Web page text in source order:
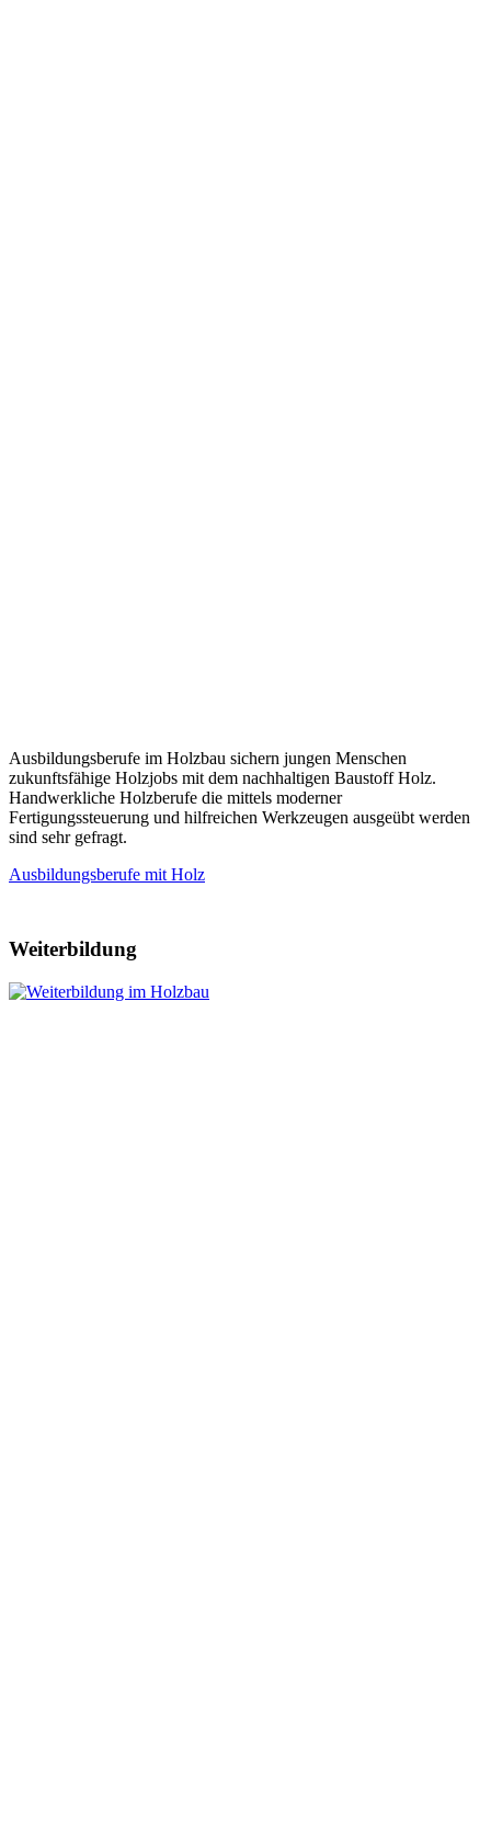
Ausbildungsberufe im Holzbau sichern jungen Menschen
zukunftsfähige Holzjobs mit dem nachhaltigen Baustoff Holz.
Handwerkliche Holzberufe die mittels moderner
Fertigungssteuerung und hilfreichen Werkzeugen ausgeübt werden
sind sehr gefragt.
Ausbildungsberufe mit Holz
Weiterbildung